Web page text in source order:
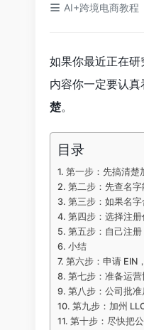
AI+跨境电商教程
如果你最近正在
内容你一定要认
楚。
目录
第一步：先搞清楚
第二步：先查名
第三步：如果名
第四步：选择注
第五步：自己注
小结
第六步：申请 EIN
第七步：准备运
第八步：公司批
第九步：加州
第十步：尽快把